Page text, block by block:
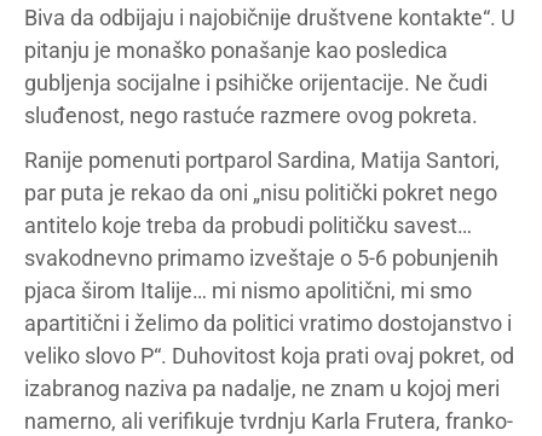
Biva da odbijaju i najobičnije društvene kontakte“. U
pitanju je monaško ponašanje kao posledica
gubljenja socijalne i psihičke orijentacije. Ne čudi
sluđenost, nego rastuće razmere ovog pokreta.
Ranije pomenuti portparol Sardina, Matija Santori,
par puta je rekao da oni „nisu politički pokret nego
antitelo koje treba da probudi političku savest…
svakodnevno primamo izveštaje o 5-6 pobunjenih
pjaca širom Italije… mi nismo apolitični, mi smo
apartitični i želimo da politici vratimo dostojanstvo i
veliko slovo P“. Duhovitost koja prati ovaj pokret, od
izabranog naziva pa nadalje, ne znam u kojoj meri
namerno, ali verifikuje tvrdnju Karla Frutera, franko-